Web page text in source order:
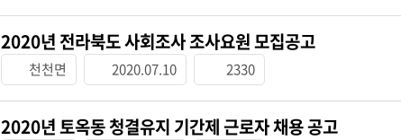
2020년 전라북도 사회조사 조사요원 모집공고
천천면 2020.07.10 2330
2020년 토옥동 청결유지 기간제 근로자 채용 공고